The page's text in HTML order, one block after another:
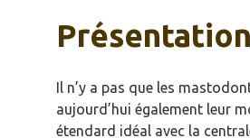
Il n’y a pas que les
aujourd’hui également leur
étendard idéal avec la